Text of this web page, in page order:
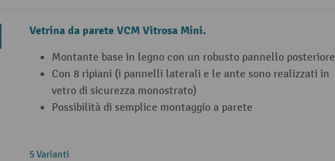
Vetrina da parete VCM Vitrosa Mini.
Montante base in legno con un robusto pannello posteriore
Con 8 ripiani (i pannelli laterali e le ante sono realizzati in
vetro di sicurezza monostrato)
Possibilità di semplice montaggio a parete
5 Varianti